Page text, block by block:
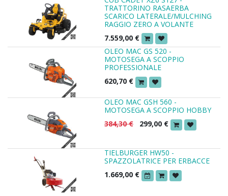
TRATTORINO RASAERBA
SCARICO LATERALE/MULCHING
RAGGIO ZERO A VOLANTE
7.559,00 €
OLEO MAC GS 520 -
MOTOSEGA A SCOPPIO
PROFESSIONALE
620,70 €
OLEO MAC GSH 560 -
MOTOSEGA A SCOPPIO HOBBY
384,30€ 299,00 €
TIELBURGER HW50 -
SPAZZOLATRICE PER ERBACCE
1.669,00 €